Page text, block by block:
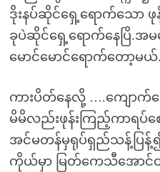
ဒိုးနပ်ဆိုင်ရှေ့ရောက်သော
ခုပဲဆိုင်ရှေ့ရောက်နေပြိ.အ
မောင်မောင်ရောက်တော့မယ်
ကားပိတ်နေလို့ ….ကျောက်မြ
မိမိလည်းဖုန်းကြည့်ကာရပ်
အင်မတန်မှရုပ်ရှည်သန့်ပြန့်၍
ကိုယ်မှာ မြတ်ကေသီအောင်တို့